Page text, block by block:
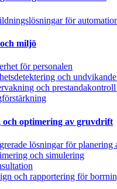
för
miljö
för personalen
och
och
och optimering av gruvdrift
lösningar för planering
och simulering
och rapportering för